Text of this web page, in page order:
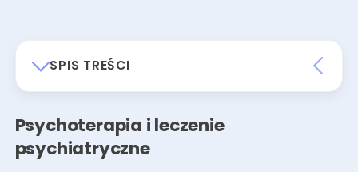
SPIS TREŚCI
Psychoterapia i leczenie
psychiatryczne